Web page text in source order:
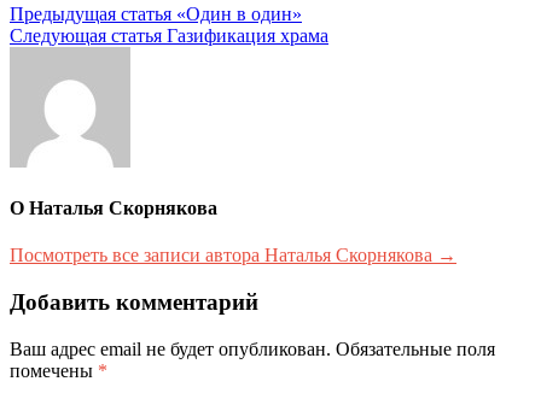
Навигация
по
записям
Предыдущая статья «Один в один»
Следующая статья Газификация храма
О Наталья Скорнякова
Посмотреть все записи автора Наталья Скорнякова →
Добавить комментарий
Ваш адрес email не будет опубликован. Обязательные поля
помечены *